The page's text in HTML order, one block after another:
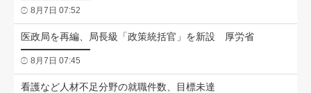
8月7日 07:52
医政局を再編、局長級「政策統括官」を新設 厚労省
8月7日 07:45
看護など人材不足分野の就職件数、目標未達